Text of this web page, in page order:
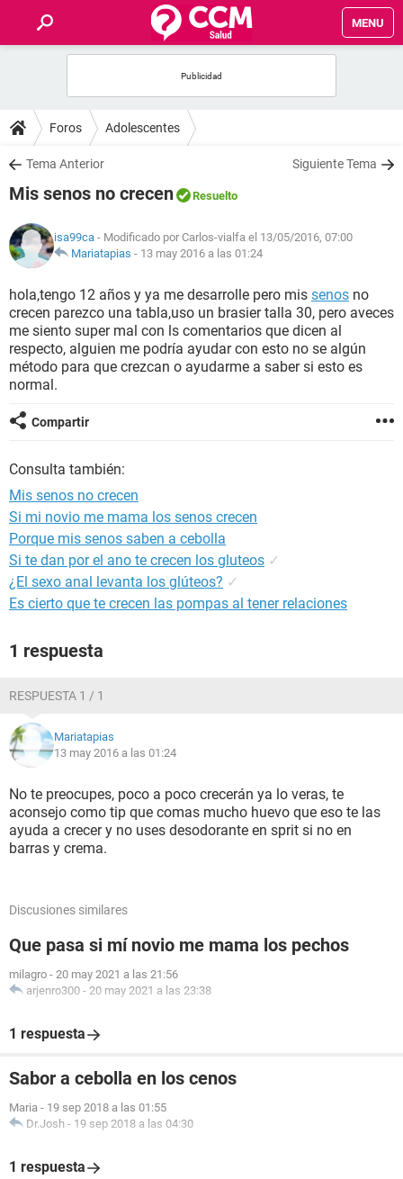
MENU
FOROS
SALUD
NUTRICIÓN
BIENESTAR
SEXUALIDAD
GLOSARIO
Foros Adolescentes
Tema Anterior Siguiente Tema
Mis senos no crecen Resuelto
isa99ca - Modificado por Carlos-vialfa el 13/05/2016, 07:00
Mariatapias - 13 may 2016 a las 01:24
hola,tengo 12 años y ya me desarrolle pero mis senos no
crecen parezco una tabla,uso un brasier talla 30, pero aveces
me siento super mal con ls comentarios que dicen al
respecto, alguien me podría ayudar con esto no se algún
método para que crezcan o ayudarme a saber si esto es
normal.
Compartir
Consulta también:
Mis senos no crecen
Si mi novio me mama los senos crecen
Porque mis senos saben a cebolla
Si te dan por el ano te crecen los gluteos ✓
¿El sexo anal levanta los glúteos? ✓
Es cierto que te crecen las pompas al tener relaciones
1 respuesta
RESPUESTA 1 / 1
Mariatapias
13 may 2016 a las 01:24
No te preocupes, poco a poco crecerán ya lo veras, te
aconsejo como tip que comas mucho huevo que eso te las
ayuda a crecer y no uses desodorante en sprit si no en
barras y crema.
Discusiones similares
Que pasa si mí novio me mama los pechos
milagro - 20 may 2021 a las 21:56
arjenro300 - 20 may 2021 a las 23:38
1 respuesta
Sabor a cebolla en los cenos
Maria - 19 sep 2018 a las 01:55
Dr.Josh - 19 sep 2018 a las 04:30
1 respuesta